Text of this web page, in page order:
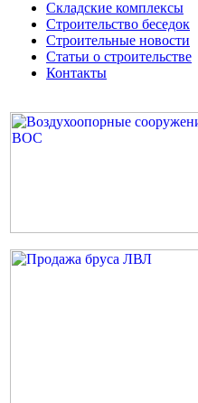
Складские комплексы
Строительство беседок
Строительные новости
Статьи о строительстве
Контакты